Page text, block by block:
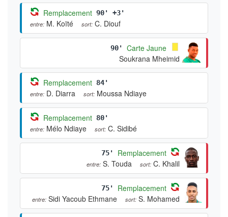
Remplacement 90' +3'
entre: M. Koïté sort: C. Diouf
90'
Carte Jaune
Soukrana Mheimid
Remplacement 84'
entre: D. Diarra sort: Moussa Ndiaye
Remplacement 80'
entre: Mélo Ndiaye sort: C. Sidibé
75' Remplacement
entre: S. Touda sort: C. Khalil
75' Remplacement
entre: Sidi Yacoub Ethmane sort: S. Mohamed